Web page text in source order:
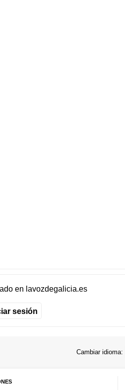
en lavozdegalicia.es
sesión
Cambiar idioma: